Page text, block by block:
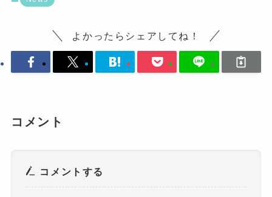
よかったらシェアしてね！
コメント
コメントする